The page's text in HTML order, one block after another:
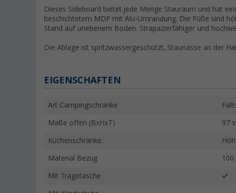
Dieses Sideboard bietet jede Menge Stauraum und hat
beschichtetem MDF mit Alu-Umrandung. Die Füße sind
Stand auf unebenem Boden. Strapazierfähiger und
Die Ablage ist spritzwassergeschützt, Staunässe an der
EIGENSCHAFTEN
Art Campingschränke
Maße offen (BxHxT) 97
Küchenschränke
Material Bezug 100
Mit Tragetasche